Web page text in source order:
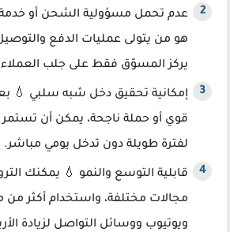
عدم تحمل مسؤولية الشحن أو خدمة
هو من يتولى عمليات الدفع والتوصيل
يركز المسوّق فقط على جلب العملاء
إمكانية تحقيق دخل شبه سلبي 💧
قوي أو حملة ناجحة، يمكن أن
لفترة طويلة دون تدخل يومي مباشر.
قابلية التوسع والنمو 💧 يمكنك
مجالات مختلفة، واستخدام أكثر
ويوتيوب ووسائل التواصل لزيادة